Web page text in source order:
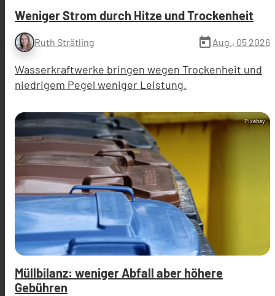
Weniger Strom durch Hitze und Trockenheit
Ruth Strätling today Aug., 05 2026
Wasserkraftwerke bringen wegen Trockenheit und
niedrigem Pegel weniger Leistung.
Pixabay
Müllbilanz: weniger Abfall aber höhere
Gebühren